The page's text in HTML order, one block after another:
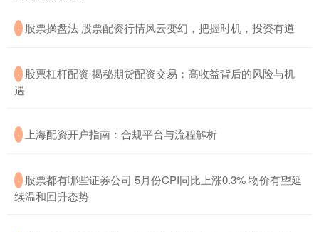
· ​股票操盘法 股票配资行情风云变幻，把握时机，投资有道
· ​股票杠杆配资 揭秘期货配资交易：高收益背后的风险与机
遇
· ​上海配资开户指南：合规平台与流程解析
· ​股票都有哪些证券公司 5月份CPI同比上涨0.3% 物价有望延
续温和回升态势